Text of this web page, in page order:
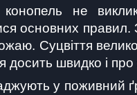
конопель не
основних правил.
Суцвіття
досить швидко і
у поживний